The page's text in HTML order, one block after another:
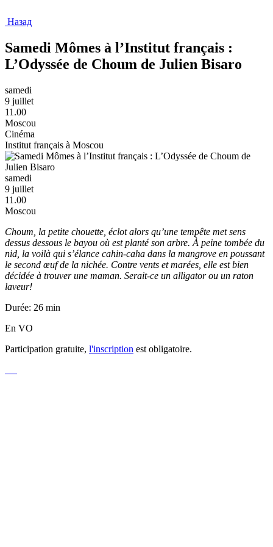
Назад
Samedi Mômes à l’Institut français :
L’Odyssée de Choum de Julien Bisaro
samedi
9 juillet
11.00
Moscou
Cinéma
Institut français à Moscou
samedi
9 juillet
11.00
Moscou
Choum, la petite chouette, éclot alors qu’une tempête met sens
dessus dessous le bayou où est planté son arbre. À peine tombée du
nid, la voilà qui s’élance cahin-caha dans la mangrove en poussant
le second œuf de la nichée. Contre vents et marées, elle est bien
décidée à trouver une maman. Serait-ce un alligator ou un raton
laveur!
Durée: 26 min
En VO
Participation gratuite, l'inscription est obligatoire.